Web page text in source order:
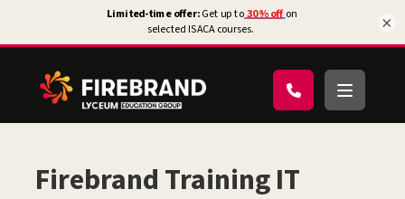
Firebrand Training IT
×